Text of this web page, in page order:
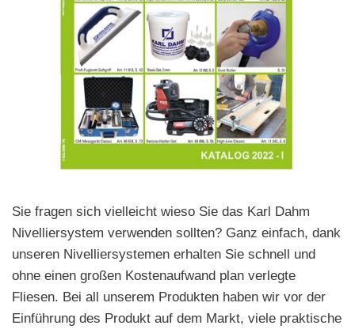
Sie fragen sich vielleicht wieso Sie das Karl Dahm
Nivelliersystem verwenden sollten? Ganz einfach, dank
unseren Nivelliersystemen erhalten Sie schnell und
ohne einen großen Kostenaufwand plan verlegte
Fliesen. Bei all unserem Produkten haben wir vor der
Einführung des Produkt auf dem Markt, viele praktische